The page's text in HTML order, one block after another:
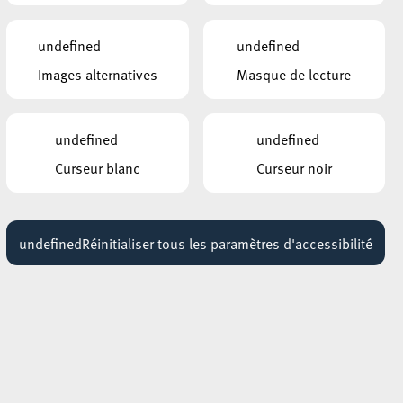
undefined
Images alternatives
undefined
Masque de lecture
undefined
Curseur blanc
undefined
Curseur noir
undefinedRéinitialiser tous les paramètres d'accessibilité